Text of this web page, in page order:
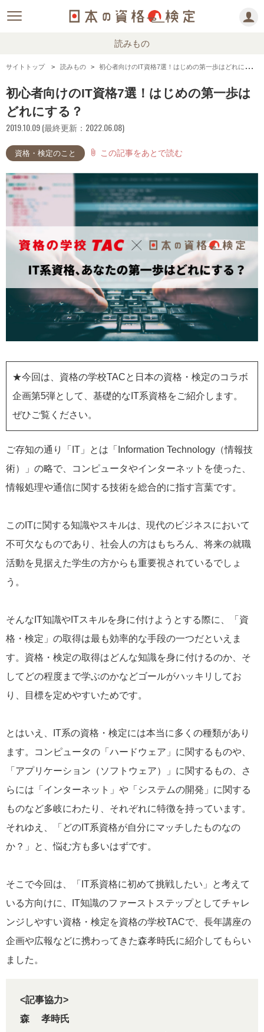
読みもの
サイトトップ 読みもの 初心者向けのIT資格7選！はじめの第一歩はどれにする？
初心者向けのIT資格7選！はじめの第一歩は
どれにする？
2019.10.09 (最終更新：2022.06.08)
資格・検定のこと attach_file この記事をあとで読む
★今回は、資格の学校TACと日本の資格・検定のコラボ
企画第5弾として、基礎的なIT系資格をご紹介します。
ぜひご覧ください。
ご存知の通り「IT」とは「Information Technology（情報技
術）」の略で、コンピュータやインターネットを使った、
情報処理や通信に関する技術を総合的に指す言葉です。
このITに関する知識やスキルは、現代のビジネスにおいて
不可欠なものであり、社会人の方はもちろん、将来の就職
活動を見据えた学生の方からも重要視されているでしょ
う。
そんなIT知識やITスキルを身に付けようとする際に、「資
格・検定」の取得は最も効率的な手段の一つだといえま
す。資格・検定の取得はどんな知識を身に付けるのか、そ
してどの程度まで学ぶのかなどゴールがハッキリしてお
り、目標を定めやすいためです。
とはいえ、IT系の資格・検定には本当に多くの種類があり
ます。コンピュータの「ハードウェア」に関するものや、
「アプリケーション（ソフトウェア）」に関するもの、さ
らには「インターネット」や「システムの開発」に関する
ものなど多岐にわたり、それぞれに特徴を持っています。
それゆえ、「どのIT系資格が自分にマッチしたものなの
か？」と、悩む方も多いはずです。
そこで今回は、「IT系資格に初めて挑戦したい」と考えて
いる方向けに、IT知識のファーストステップとしてチャレ
ンジしやすい資格・検定を資格の学校TACで、長年講座の
企画や広報などに携わってきた森孝時氏に紹介してもらい
ました。
<記事協力>
森 孝時氏